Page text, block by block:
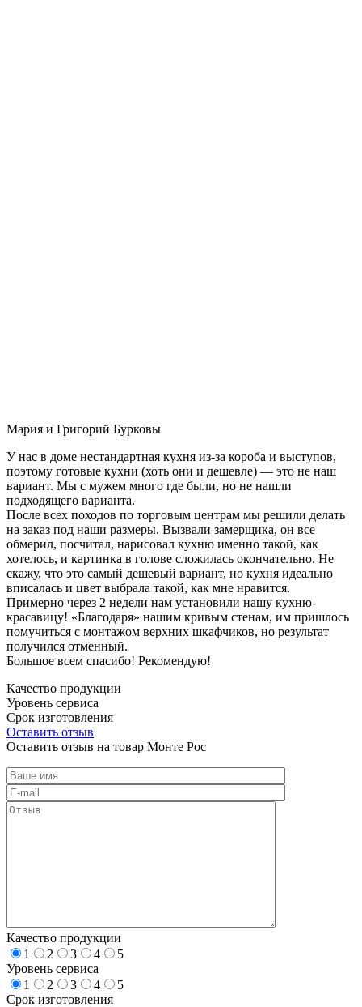
Мария и Григорий Бурковы
У нас в доме нестандартная кухня из-за короба и выступов,
поэтому готовые кухни (хоть они и дешевле) — это не наш
вариант. Мы с мужем много где были, но не нашли
подходящего варианта.
После всех походов по торговым центрам мы решили делать
на заказ под наши размеры. Вызвали замерщика, он все
обмерил, посчитал, нарисовал кухню именно такой, как
хотелось, и картинка в голове сложилась окончательно. Не
скажу, что это самый дешевый вариант, но кухня идеально
вписалась и цвет выбрала такой, как мне нравится.
Примерно через 2 недели нам установили нашу кухню-
красавицу! «Благодаря» нашим кривым стенам, им пришлось
помучиться с монтажом верхних шкафчиков, но результат
получился отменный.
Большое всем спасибо! Рекомендую!
Качество продукции
Уровень сервиса
Срок изготовления
Оставить отзыв
Оставить отзыв на товар Монте Рос
Качество продукции
1
2 3 4
5
Уровень сервиса
1
2 3 4
5
Срок изготовления